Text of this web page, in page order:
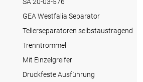
GEA Westfalia Separator
Tellerseparatoren selbstaustragend
Trenntrommel
Mit Einzelgreifer
Druckfeste Ausführung